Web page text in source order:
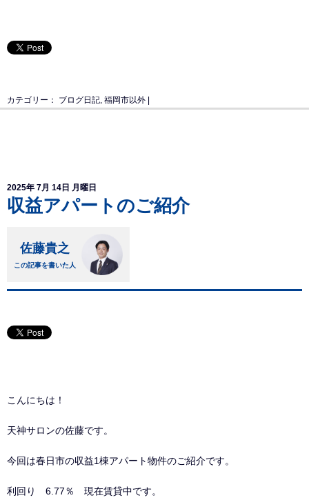
カテゴリー： ブログ日記, 福岡市以外
2025年 7月 14日 月曜日
収益アパートのご紹介
佐藤貴之
この記事を書いた人
こんにちは！
天神サロンの佐藤です。
今回は春日市の収益1棟アパート物件のご紹介です。
利回り 6.77％ 現在賃貸中です。